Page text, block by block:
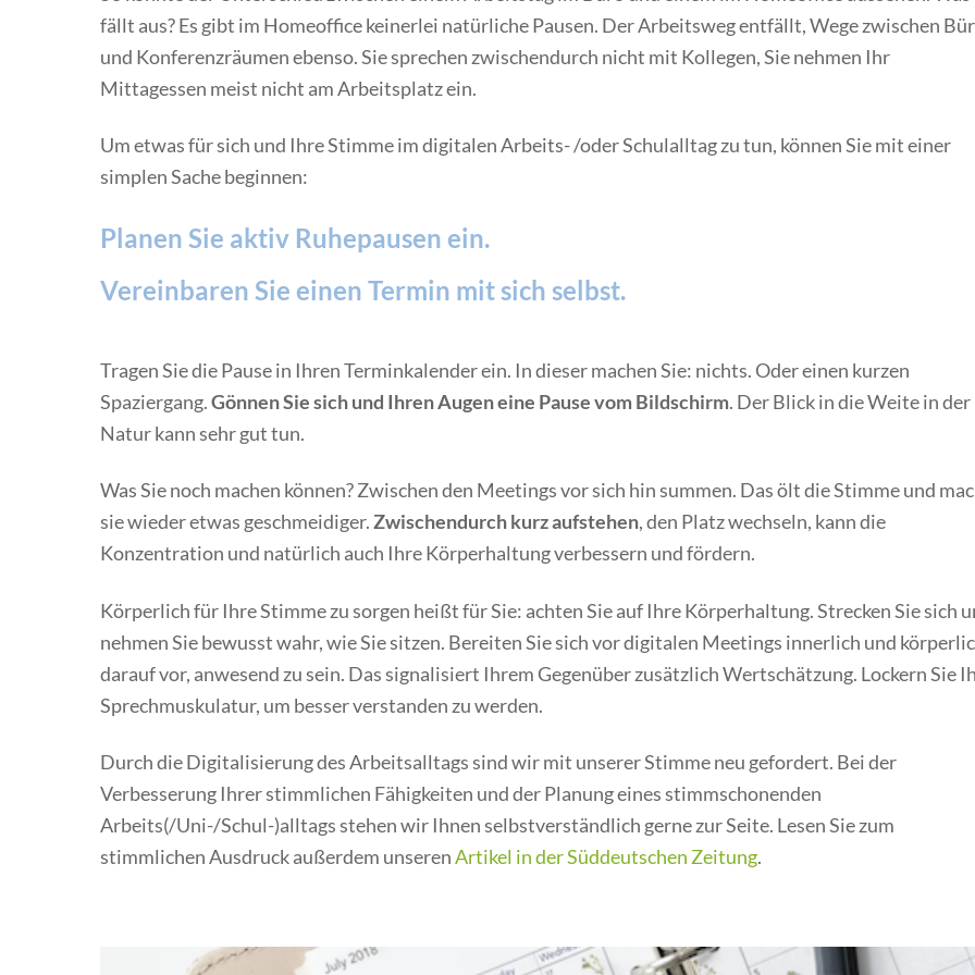
fällt aus? Es gibt im Homeoffice keinerlei natürliche Pausen. Der Arbeitsweg entfällt, Wege zwischen
und Konferenzräumen ebenso. Sie sprechen zwischendurch nicht mit Kollegen, Sie nehmen Ihr
Mittagessen meist nicht am Arbeitsplatz ein.
Um etwas für sich und Ihre Stimme im digitalen Arbeits- /oder Schulalltag zu tun, können Sie mit einer
simplen Sache beginnen:
Planen Sie aktiv Ruhepausen ein.
Vereinbaren Sie einen Termin mit sich selbst.
Tragen Sie die Pause in Ihren Terminkalender ein. In dieser machen Sie: nichts. Oder einen kurzen
Spaziergang.Gönnen Sie sich und Ihren Augen eine Pause vom Bildschirm. Der Blick in die Weite in der
Natur kann sehr gut tun.
Was Sie noch machen können? Zwischen den Meetings vor sich hin summen. Das ölt die Stimme und
sie wieder etwas geschmeidiger.Zwischendurch kurz aufstehen, den Platz wechseln, kann die
Konzentration und natürlich auch Ihre Körperhaltung verbessern und fördern.
Körperlich für Ihre Stimme zu sorgen heißt für Sie: achten Sie auf Ihre Körperhaltung. Strecken Sie sich
nehmen Sie bewusst wahr, wie Sie sitzen. Bereiten Sie sich vor digitalen Meetings innerlich und
darauf vor, anwesend zu sein. Das signalisiert Ihrem Gegenüber zusätzlich Wertschätzung. Lockern Sie
Sprechmuskulatur, um besser verstanden zu werden.
Durch die Digitalisierung des Arbeitsalltags sind wir mit unserer Stimme neu gefordert. Bei der
Verbesserung Ihrer stimmlichen Fähigkeiten und der Planung eines stimmschonenden
Arbeits(/Uni-/Schul-)alltags stehen wir Ihnen selbstverständlich gerne zur Seite. Lesen Sie zum
stimmlichen Ausdruck außerdem unserenArtikel in der Süddeutschen Zeitung.